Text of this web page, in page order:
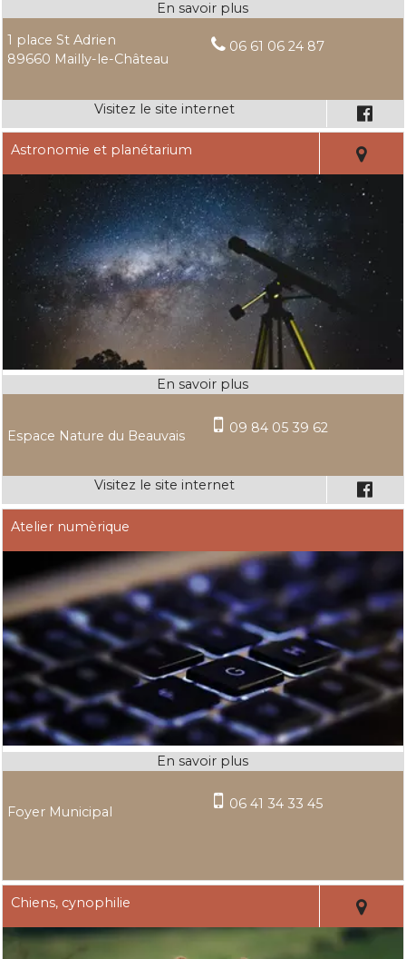
1 place St Adrien
89660 Mailly-le-Château
06 61 06 24 87
Astronomie et planétarium
Espace Nature du Beauvais 09 84 05 39 62
Atelier numèrique
Foyer Municipal 06 41 34 33 45
Chiens, cynophilie